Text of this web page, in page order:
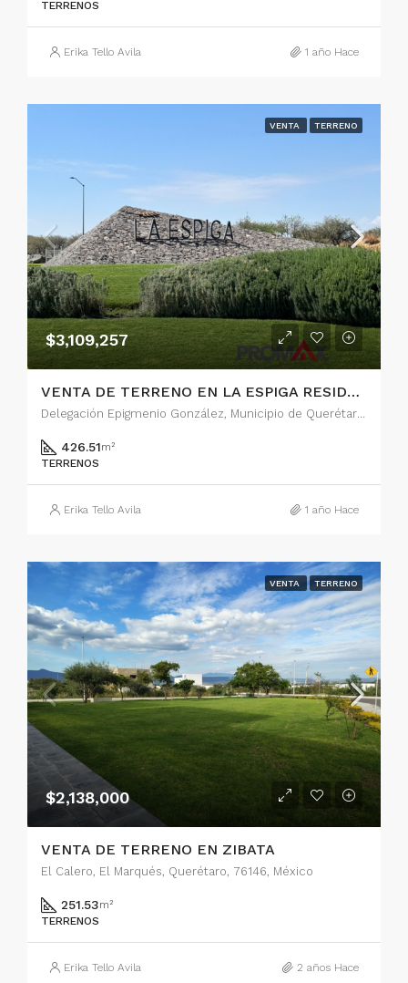
TERRENOS
Erika Tello Avila 1 año Hace
VENTA TERRENO
$3,109,257
VENTA DE TERRENO EN LA ESPIGA RESIDENCIAL QUERETARO
Delegación Epigmenio González, Municipio de Querétaro, Querétaro, 76146, México
426.51m²
TERRENOS
Erika Tello Avila 1 año Hace
VENTA TERRENO
$2,138,000
VENTA DE TERRENO EN ZIBATA
El Calero, El Marqués, Querétaro, 76146, México
251.53m²
TERRENOS
Erika Tello Avila 2 años Hace